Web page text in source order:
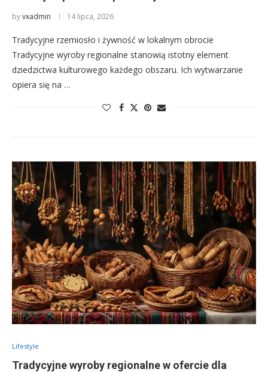
byvxadmin 14 lipca, 2026
Tradycyjne rzemiosło i żywność w lokalnym obrocie
Tradycyjne wyroby regionalne stanowią istotny element
dziedzictwa kulturowego każdego obszaru. Ich wytwarzanie
opiera się na …
Lifestyle
Tradycyjne wyroby regionalne w ofercie dla